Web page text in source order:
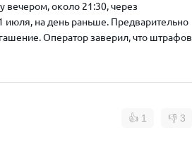
около 21:30, через
на день раньше. Предварительно
Оператор заверил, что штрафов
👍 1 👎 3